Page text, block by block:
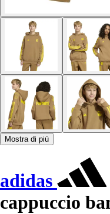
Mostra di più
adidas
cappuccio